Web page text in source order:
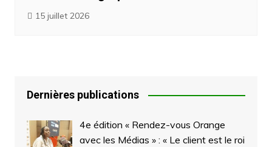
15 juillet 2026
Dernières publications
4e édition « Rendez-vous Orange
avec les Médias » : « Le client est le roi